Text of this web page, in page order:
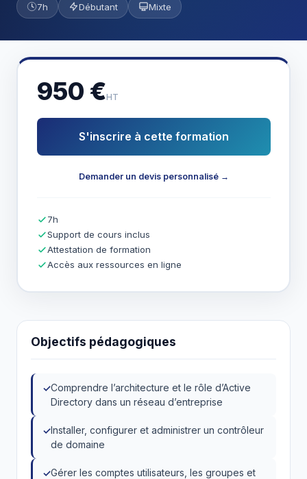
7h Débutant Mixte
Objectifs pédagogiques
Comprendre l’architecture et le rôle d’Active
Directory dans un réseau d’entreprise
Installer, configurer et administrer un contrôleur
de domaine
Gérer les comptes utilisateurs, les groupes et
950 €HT
S'inscrire à cette formation
Demander un devis personnalisé →
7h
Support de cours inclus
Attestation de formation
Accès aux ressources en ligne